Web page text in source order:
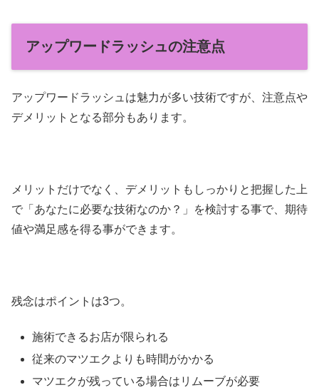
アップワードラッシュの注意点
アップワードラッシュは魅力が多い技術ですが、注意点や
デメリットとなる部分もあります。
メリットだけでなく、デメリットもしっかりと把握した上
で「あなたに必要な技術なのか？」を検討する事で、期待
値や満足感を得る事ができます。
残念はポイントは3つ。
施術できるお店が限られる
従来のマツエクよりも時間がかかる
マツエクが残っている場合はリムーブが必要